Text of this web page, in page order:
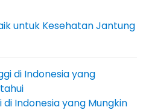
untuk Kesehatan Jantung
Indonesia yang Mungkin